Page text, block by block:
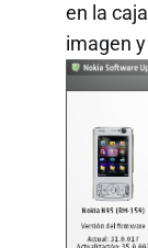
en la
imagen